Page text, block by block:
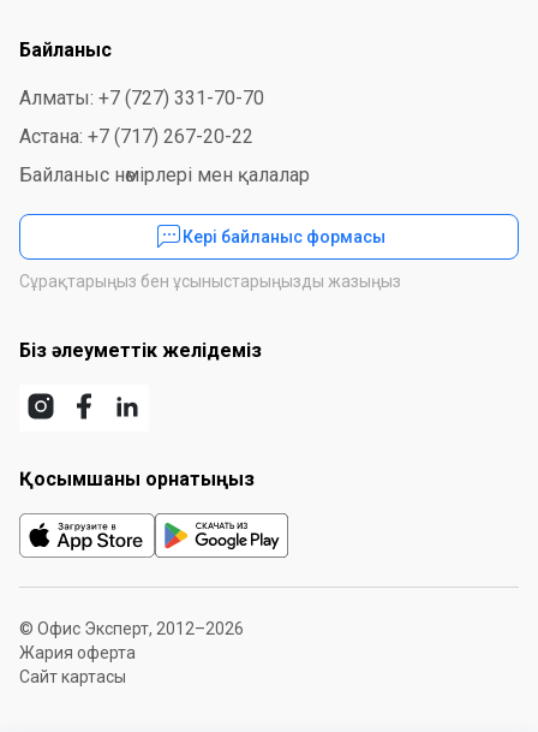
Байланыс
Алматы: +7 (727) 331-70-70
Астана: +7 (717) 267-20-22
Байланыс нөмірлері мен қалалар
Кері байланыс формасы
Сұрақтарыңыз бен ұсыныстарыңызды жазыңыз
Біз әлеуметтік желідеміз
Қосымшаны орнатыңыз
© Офис Эксперт, 2012–2026
Жария оферта
Сайт картасы